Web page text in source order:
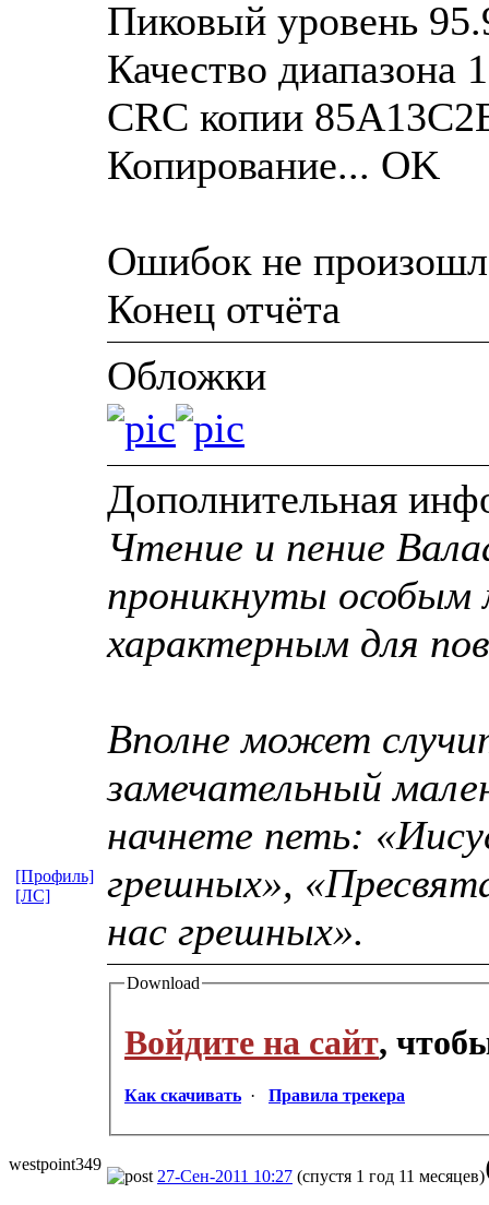
Пиковый уровень
Качество диапазона
CRC копии
Копирование... OK
Ошибок не
Конец отчёта
Обложки
Дополнительная
Чтение и пение
проникнуты особым
характерным для
Вполне может
замечательный
начнете петь:
грешных»,
нас грешных».
Download
Войдите на сайт,
Как скачивать · Правила трекера
[Профиль]
[ЛС]
westpoint349
27-Сен-2011 10:27 (спустя 1 год 11 месяцев)